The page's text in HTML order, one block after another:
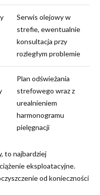
Serwis olejowy w
strefie, ewentualnie
konsultacja przy
rozległym problemie
Plan odświeżania
strefowego wraz z
urealnieniem
harmonogramu
pielęgnacji
to najbardziej
eksploatacyjne.
od konieczności